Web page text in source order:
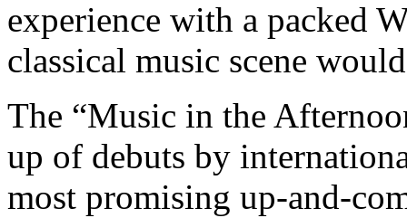
experience with a packed
classical music scene
The “Music in the
up of debuts by
most promising up-and-